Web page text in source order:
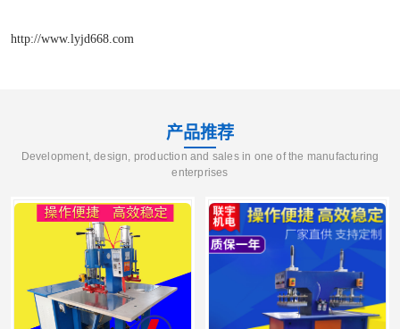
http://www.lyjd668.com
产品推荐
Development, design, production and sales in one of the manufacturing
enterprises